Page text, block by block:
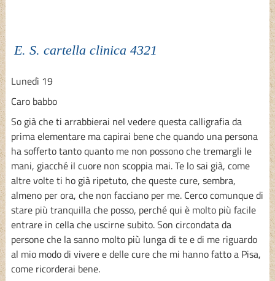
E. S. cartella clinica 4321
Lunedì 19
Caro babbo
So già che ti arrabbierai nel vedere questa calligrafia da
prima elementare ma capirai bene che quando una persona
ha sofferto tanto quanto me non possono che tremargli le
mani, giacché il cuore non scoppia mai. Te lo sai già, come
altre volte ti ho già ripetuto, che queste cure, sembra,
almeno per ora, che non facciano per me. Cerco comunque di
stare più tranquilla che posso, perché qui è molto più facile
entrare in cella che uscirne subito. Son circondata da
persone che la sanno molto più lunga di te e di me riguardo
al mio modo di vivere e delle cure che mi hanno fatto a Pisa,
come ricorderai bene.